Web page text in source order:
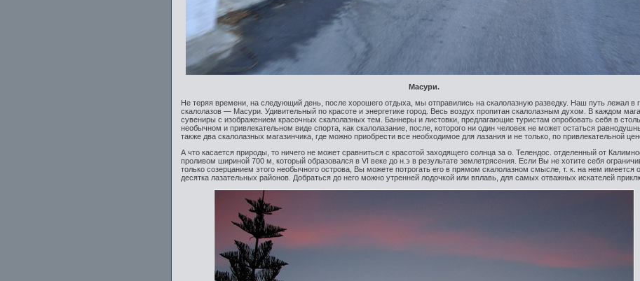
Масури.
Не теряя времени, на следующий день, после хорошего отдыха, мы отправились на скалолазную разведку. Наш путь лежал в
скалолазов — Масури. Удивительный по красоте и энергетике город. Весь воздух пропитан скалолазным духом. В каждом
сувениры с изображением красочных скалолазных тем. Баннеры и листовки, предлагающие туристам опробовать себя в столь
необычном и привлекательном виде спорта, как скалолазание, после, которого ни один человек не может остаться
также два скалолазных магазинчика, где можно приобрести все необходимое для лазания и не только, по привлекательной
А что касается природы, то ничего не может сравниться с красотой заходящего солнца за о. Телендос. отделенный от
проливом шириной 700 м, который образовался в VI веке до н.э в результате землетрясения. Если Вы не хотите себя
только созерцанием этого необычного острова, Вы можете потрогать его в прямом скалолазном смысле, т. к. на нем имеется
десятка лазательных районов. Добраться до него можно утренней лодочкой или вплавь, для самых отважных искателей